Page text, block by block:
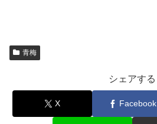
青梅
シェアする
X Facebook